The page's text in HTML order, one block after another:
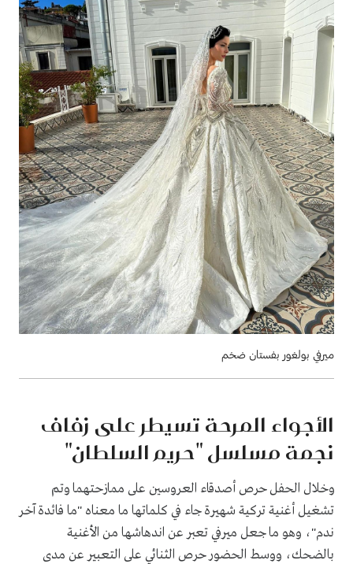
ميرفي بولغور بفستان ضخم
الأجواء المرحة تسيطر على زفاف
نجمة مسلسل "حريم السلطان"
وخلال الحفل حرص أصدقاء العروسين على ممازحتهما وتم
تشغيل أغنية تركية شهيرة جاء في كلماتها ما معناه "ما فائدة آخر
ندم"، وهو ما جعل ميرفي تعبر عن اندهاشها من الأغنية
بالضحك، ووسط الحضور حرص الثنائي على التعبير عن مدى